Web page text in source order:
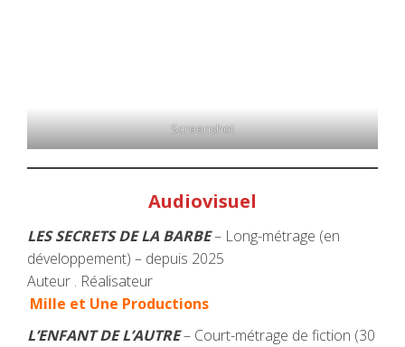
Screenshot
Audiovisuel
LES SECRETS DE LA BARBE– Long-métrage (en
développement) – depuis 2025
Auteur . Réalisateur
Mille et Une Productions
L’ENFANT DE L’AUTRE– Court-métrage de fiction (30